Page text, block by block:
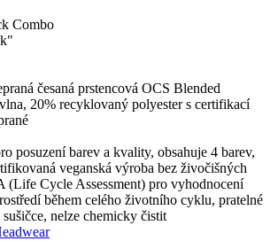
Combo
česaná prstencová OCS Blended
20% recyklovaný polyester s certifikací
posuzení barev a kvality, obsahuje 4 barev,
veganská výroba bez živočišných
(Life Cycle Assessment) pro vyhodnocení
během celého životního cyklu, pratelné
sušičce, nelze chemicky čistit